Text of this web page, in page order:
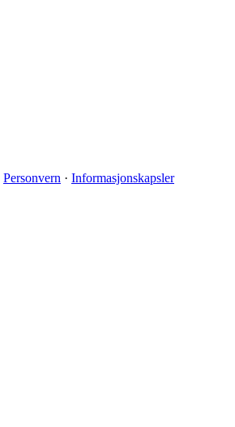
Personvern · Informasjonskapsler